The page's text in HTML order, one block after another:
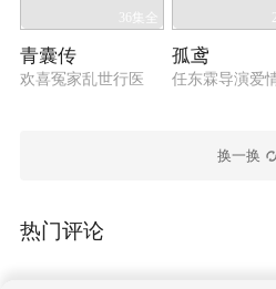
36集全
青囊传
欢喜冤家乱世行医
孤鸢
任东霖导演爱
换一换
热门评论